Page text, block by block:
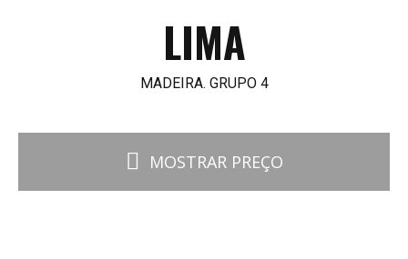
LIMA
MADEIRA. GRUPO 4
MOSTRAR PREÇO